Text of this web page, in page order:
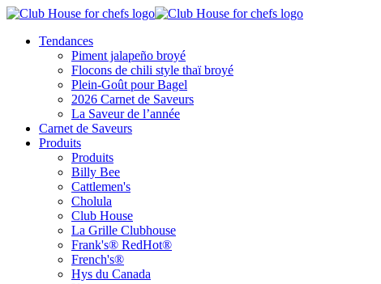
Tendances
Piment jalapeño broyé
Flocons de chili style thaï broyé
Plein-Goût pour Bagel
2026 Carnet de Saveurs
La Saveur de l’année
Carnet de Saveurs
Produits
Produits
Billy Bee
Cattlemen's
Cholula
Club House
La Grille Clubhouse
Frank's® RedHot®
French's®
Hys du Canada